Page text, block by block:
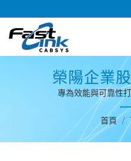
榮陽企業
專為效能與可靠性
首頁 /